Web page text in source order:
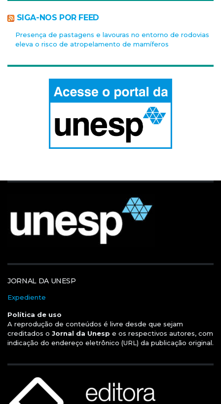
SIGA-NOS POR FEED
Presença de pastagens e lavouras no entorno de rodovias
eleva o risco de atropelamento de mamíferos
JORNAL DA UNESP
Expediente
Política de uso
A reprodução de conteúdos é livre desde que sejam
creditados o Jornal da Unesp e os respectivos autores, com
indicação do endereço eletrônico (URL) da publicação original.